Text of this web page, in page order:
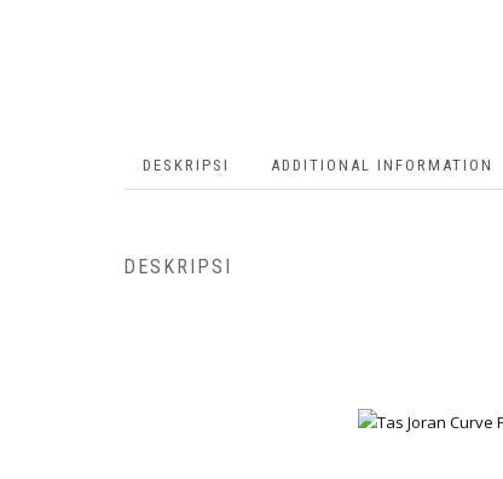
DESKRIPSI ADDITIONAL INFORMATION
DESKRIPSI